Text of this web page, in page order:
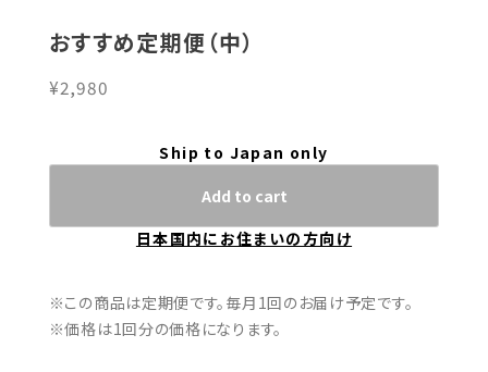
おすすめ定期便（中）
¥2,980
Ship to Japan only
Add to cart
日本国内にお住まいの方向け
※この商品は定期便です。毎月1回のお届け予定です。
※価格は1回分の価格になります。